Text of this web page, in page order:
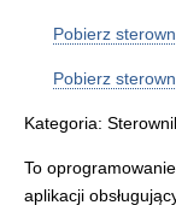
Pobierz
Pobierz
Kategoria:
To
aplikacji